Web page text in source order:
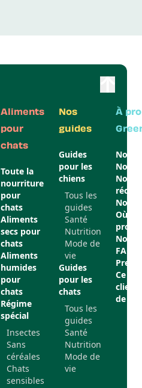
Aliments
pour
chats
Toute la
nourriture
pour
chats
Aliments
secs pour
chats
Aliments
humides
pour
chats
Régime
spécial
Insectes
Sans
céréales
Chats
sensibles
Nos
guides
Guides
pour les
chiens
Tous les
guides
Santé
Nutrition
Mode de
vie
Guides
pour les
chats
Tous les
guides
Santé
Nutrition
Mode de
vie
À
Nos
Notre
Nos
Notre
Où
Nous
FAQ
Presse
Ce
de